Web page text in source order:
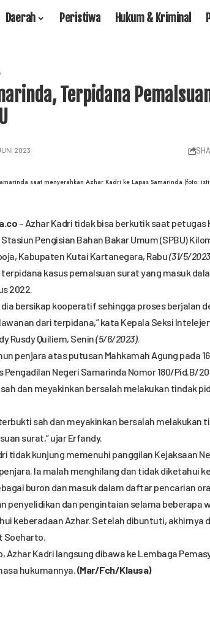
Daerah Peristiwa Hukum & Kriminal
Terpidana
2023
saat menyerahkan Azhar Kadri ke Lapas Samarinda (foto:
– Azhar Kadri tidak bisa berkutik saat petugas
Pengisian Bahan Bakar Umum (SPBU)
Kabupaten Kutai Kartanegara, Rabu(31/5/
kasus pemalsuan surat yang masuk
2022.
bersikap kooperatif sehingga proses berjalan
dari terpidana,” kata Kepala Seksi
Rusdy Quiliem, Senin(5/6/2023).
penjara atas putusan Mahkamah Agung pada
Negeri Samarinda Nomor 180/Pid.B/
dan meyakinkan bersalah melakukan tindak
terbukti sah dan meyakinkan bersalah melakukan
surat,” ujar Erfandy.
tidak kunjung memenuhi panggilan Kejaksaan
Ia malah menghilang dan tidak diketahui
buron dan masuk dalam daftar pencarian
penyelidikan dan pengintaian selama beberapa
keberadaan Azhar. Setelah dibuntuti, akhirnya
Soeharto.
Azhar Kadri langsung dibawa ke Lembaga
hukumannya.(Mar/Fch/Klausa)